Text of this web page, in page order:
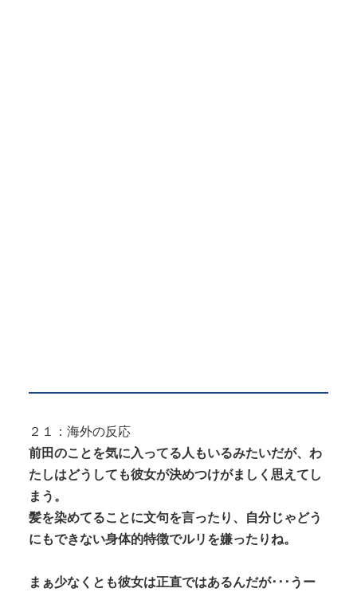
２１：海外の反応
前田のことを気に入ってる人もいるみたいだが、わ
たしはどうしても彼女が決めつけがましく思えてし
まう。
髪を染めてることに文句を言ったり、自分じゃどう
にもできない身体的特徴でルリを嫌ったりね。
まぁ少なくとも彼女は正直ではあるんだが･･･うー